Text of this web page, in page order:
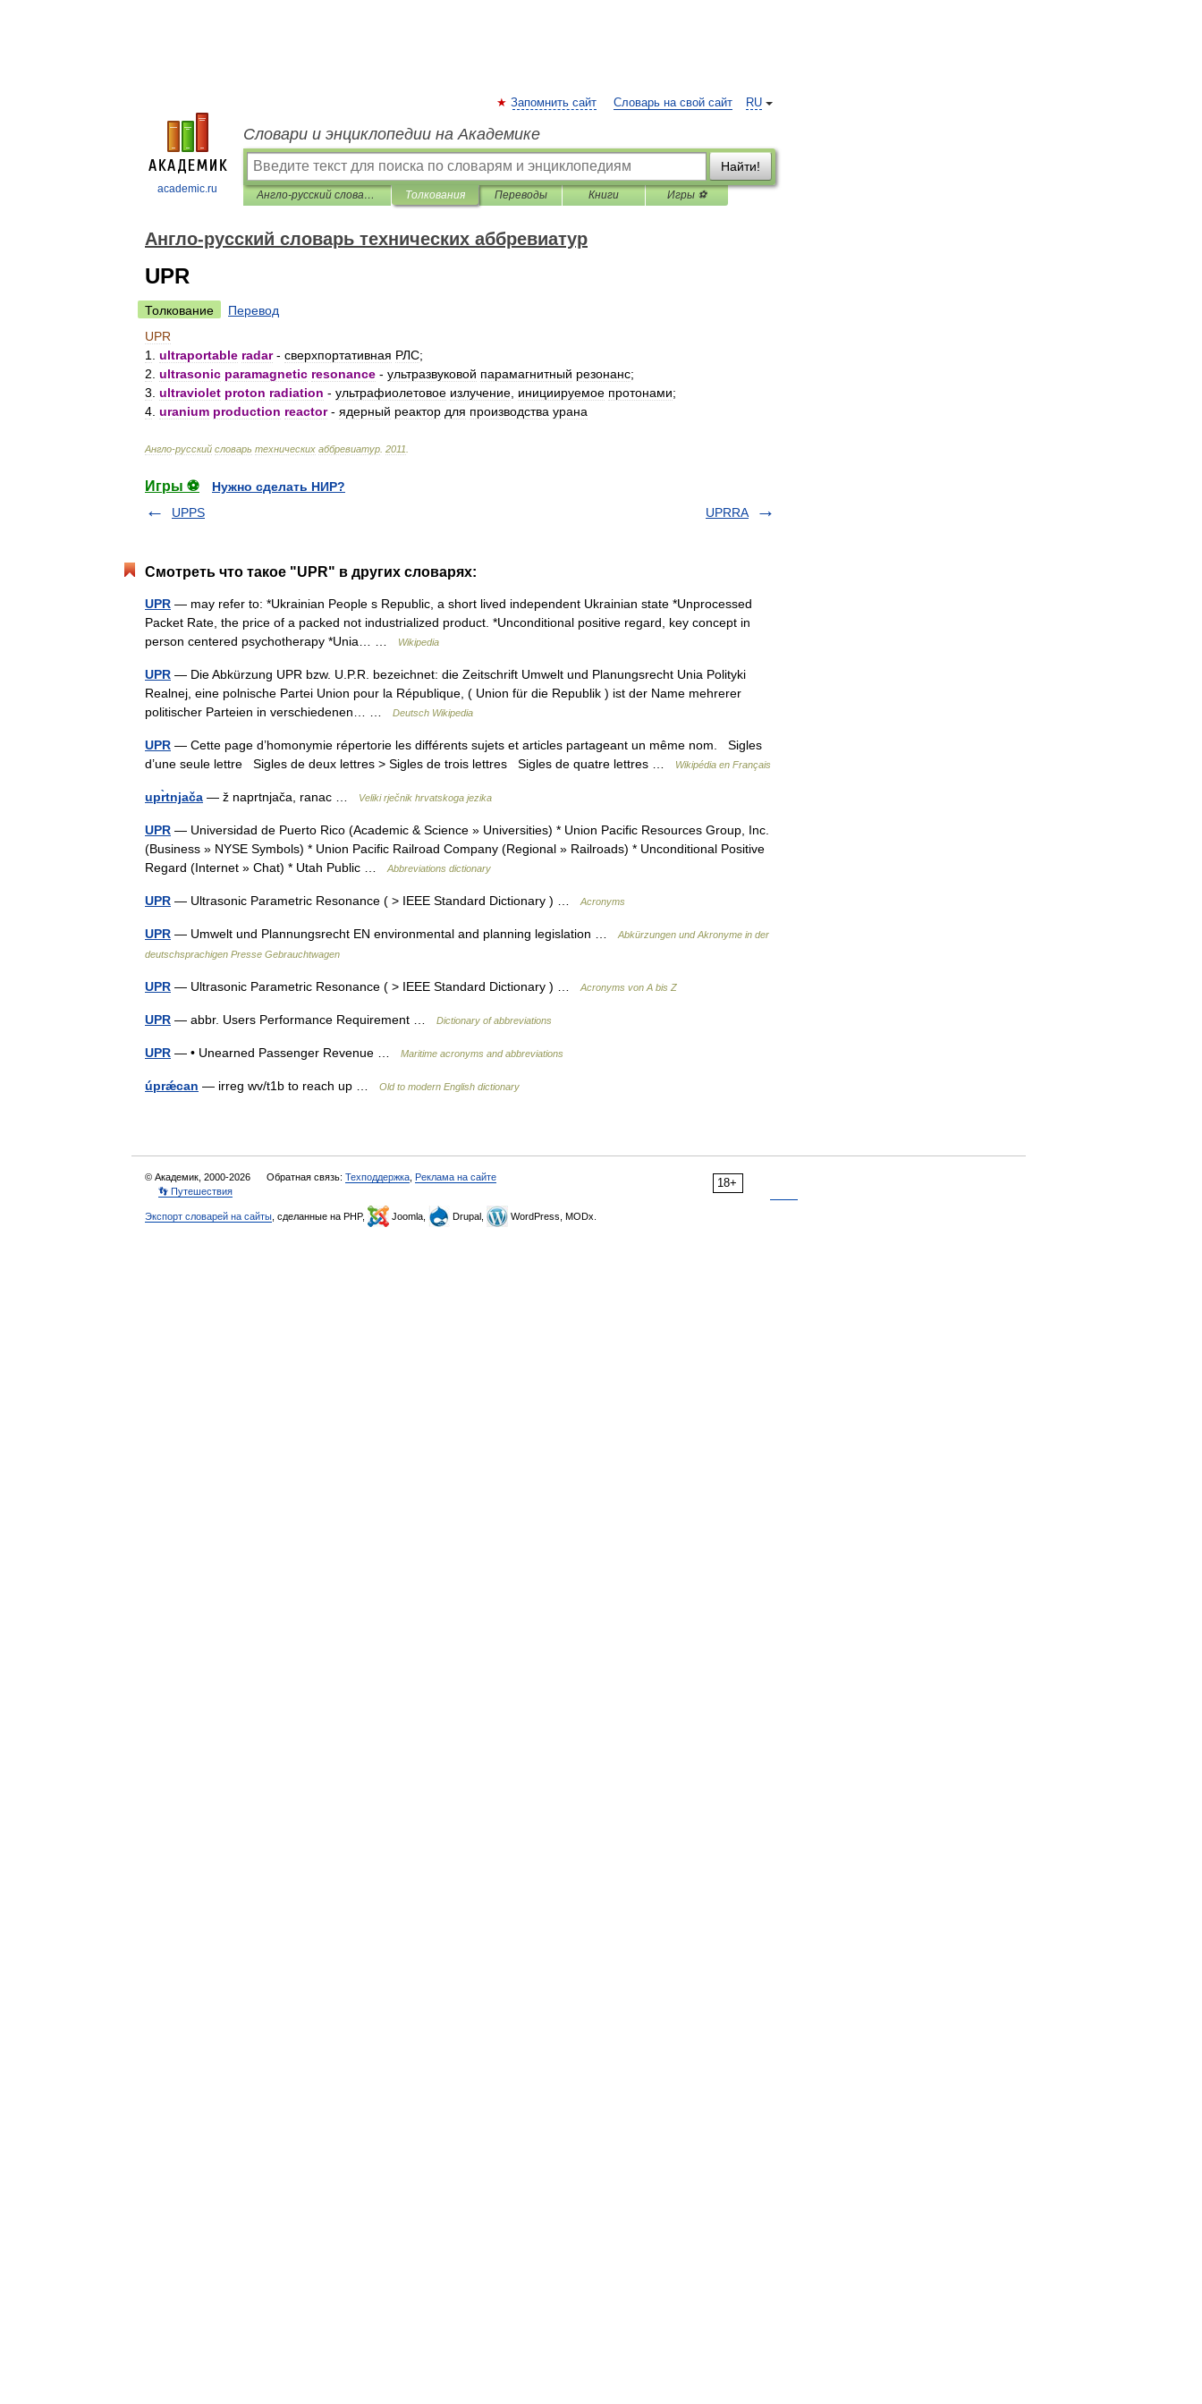
academic.ru
RU
Запомнить сайт Словарь на свой сайт
Словари и энциклопедии на Академике
Найти!
Англо-русский словарь технических аббревиатур Толкования Переводы Книги Игры ⚽
Англо-русский словарь технических аббревиатур
UPR
Толкование
Перевод
UPR
1
ultraportable radar- сверхпортативная РЛС;
2 ultrasonic paramagnetic resonance - ультразвуковой парамагнитный резонанс;
3 ultraviolet proton radiation - ультрафиолетовое излучение инициируемое протонами;
4 uranium production reactor- ядерный реактор для производства урана
Англо-русский словарь технических аббревиатур 2011
Игры ⚽
Нужно сделать НИР?
UPPS
UPRRA
Смотреть что такое "UPR" в других словарях:
UPR — may refer to: *Ukrainian People s Republic, a short lived independent Ukrainian state *Unprocessed
Packet Rate, the price of a packed not industrialized product. *Unconditional positive regard, key concept in
person centered psychotherapy *Unia… …
Wikipedia
UPR — Die Abkürzung UPR bzw. U.P.R. bezeichnet: die Zeitschrift Umwelt und Planungsrecht Unia Polityki
Realnej, eine polnische Partei Union pour la République, ( Union für die Republik ) ist der Name mehrerer
politischer Parteien in verschiedenen… …
Deutsch Wikipedia
UPR — Cette page d’homonymie répertorie les différents sujets et articles partageant un même nom. Sigles
d’une seule lettre Sigles de deux lettres > Sigles de trois lettres Sigles de quatre lettres …
Wikipédia en Français
upr̀tnjača — ž naprtnjača, ranac … Veliki rječnik hrvatskoga jezika
UPR — Universidad de Puerto Rico (Academic & Science » Universities) * Union Pacific Resources Group, Inc.
(Business » NYSE Symbols) * Union Pacific Railroad Company (Regional » Railroads) * Unconditional Positive
Regard (Internet » Chat) * Utah Public …
Abbreviations dictionary
UPR — Ultrasonic Parametric Resonance ( > IEEE Standard Dictionary ) … Acronyms
UPR — Umwelt und Plannungsrecht EN environmental and planning legislation …
Abkürzungen und Akronyme in der
deutschsprachigen Presse Gebrauchtwagen
UPR — Ultrasonic Parametric Resonance ( > IEEE Standard Dictionary ) … Acronyms von A bis Z
UPR — abbr. Users Performance Requirement … Dictionary of abbreviations
UPR — • Unearned Passenger Revenue … Maritime acronyms and abbreviations
úprǽcan — irreg wv/t1b to reach up … Old to modern English dictionary
18+
© Академик, 2000-2026 Обратная связь: Техподдержка Реклама на сайте
👣 Путешествия
Экспорт словарей на сайты , сделанные на PHP, Joomla, Drupal, WordPress, MODx.